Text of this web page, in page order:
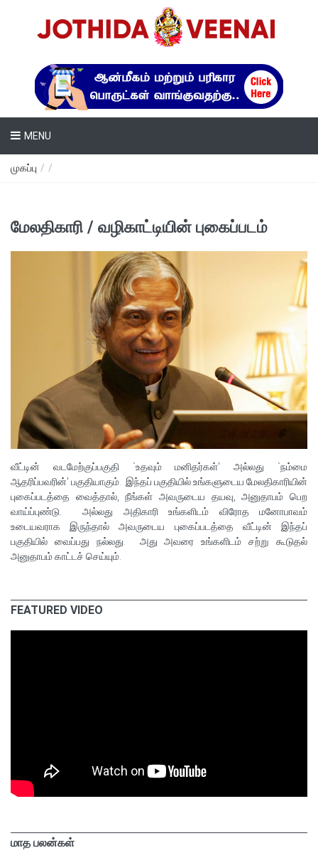
MENU
முகப்பு / /
மேலதிகாரி / வழிகாட்டியின் புகைப்படம்
வீட்டின் வடமேற்குப்பகுதி `உதவும் மனிதர்கள்' அல்லது `நம்மை
ஆதரிப்பவரின்' பகுதியாகும். இந்தப் பகுதியில் உங்களுடைய மேலதிகாரியின்
புகைப்படத்தை வைத்தால், நீங்கள் அவருடைய தயவு, அனுதாபம் பெற
வாய்ப்புண்டு. அல்லது அதிகாரி உங்களிடம் விரோத மனோபாவம்
உடையவராக இருந்தால் அவருடைய புகைப்படத்தை வீட்டின் இந்தப்
பகுதியில் வைப்பது நல்லது. அது அவரை உங்களிடம் சற்று கூடுதல்
அனுதாபம் காட்டச் செய்யும்.
FEATURED VIDEO
மாத பலன்கள்